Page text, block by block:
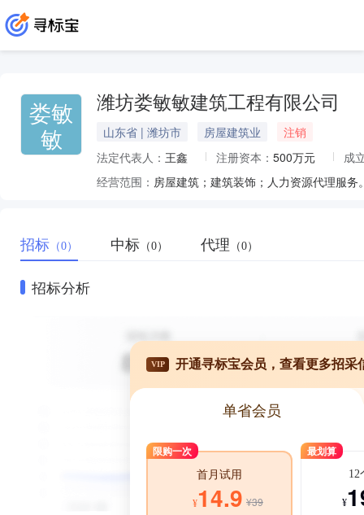
娄敏
敏
潍坊娄敏敏建筑工程有限公司
山东省 | 潍坊市 房屋建筑业
注销
法定代表人： 王鑫 注册资本： 500万元
成
经营范围： 房屋建筑；建筑装饰；人力资源代理服
招标 （0） 中标 （0） 代理 （0）
招标分析
VIP 开通寻标宝会员，查看更多招采
单省会员
限购一次
首月试用
¥14.9 ¥39
最划算
12
¥